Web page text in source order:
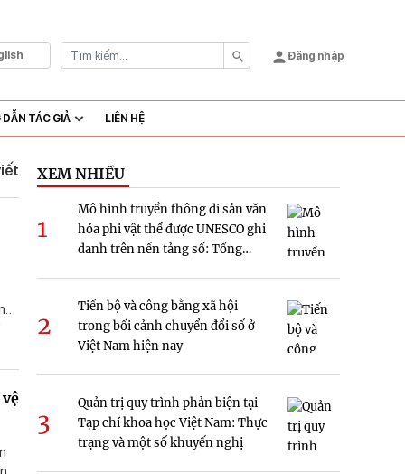
Đăng nhập
TÁC GIẢ LIÊN HỆ
XEM NHIỀU
1
Mô hình truyền thông di sản văn
hóa phi vật thể được UNESCO ghi
danh trên nền tảng số: Tổng
2
Tiến bộ và công bằng xã hội
trong bối cảnh chuyển đổi số ở
Việt Nam hiện nay
3
Quản trị quy trình phản biện tại
Tạp chí khoa học Việt Nam: Thực
trạng và một số khuyến nghị